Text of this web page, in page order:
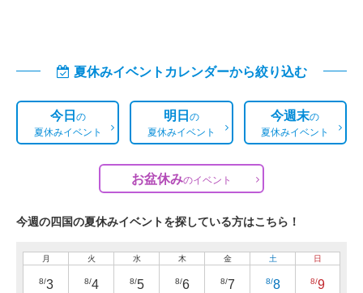
夏休みイベントカレンダーから絞り込む
今日の
夏休みイベント
明日の
夏休みイベント
今週末の
夏休みイベント
お盆休みのイベント
今週の四国の夏休みイベントを探している方はこちら！
月
8/3
火
8/4
水
8/5
木
8/6
金
8/7
土
8/8
日
8/9